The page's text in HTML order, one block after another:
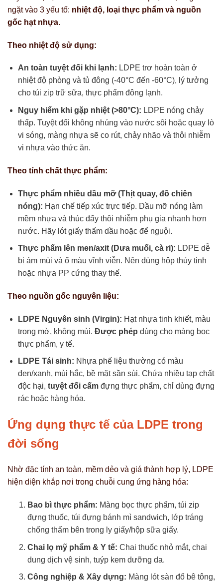
ngặt vào 3 yếu tố: nhiệt độ, loại thực phẩm và nguồn
gốc hạt nhựa.
Theo nhiệt độ sử dụng:
An toàn tuyệt đối khi lạnh: LDPE trơ hoàn toàn ở
nhiệt độ phòng và tủ đông (-40°C đến -60°C), lý tưởng
cho túi zip trữ sữa, thực phẩm đông lạnh.
Nguy hiểm khi gặp nhiệt (>80°C): LDPE nóng chảy
thấp. Tuyệt đối không nhúng vào nước sôi hoặc quay lò
vi sóng, màng nhựa sẽ co rút, chảy nhão và thôi nhiễm
vi nhựa vào thức ăn.
Theo tính chất thực phẩm:
Thực phẩm nhiều dầu mỡ (Thịt quay, đồ chiên
nóng): Hạn chế tiếp xúc trực tiếp. Dầu mỡ nóng làm
mềm nhựa và thúc đẩy thôi nhiễm phụ gia nhanh hơn
nước. Hãy lót giấy thấm dầu hoặc để nguội.
Thực phẩm lên men/axit (Dưa muối, cà ri): LDPE dễ
bị ám mùi và ố màu vĩnh viễn. Nên dùng hộp thủy tinh
hoặc nhựa PP cứng thay thế.
Theo nguồn gốc nguyên liệu:
LDPE Nguyên sinh (Virgin): Hạt nhựa tinh khiết, màu
trong mờ, không mùi. Được phép dùng cho màng bọc
thực phẩm, y tế.
LDPE Tái sinh: Nhựa phế liệu thường có màu
đen/xanh, mùi hắc, bề mặt sần sùi. Chứa nhiều tạp chất
độc hại, tuyệt đối cấmđựng thực phẩm, chỉ dùng đựng
rác hoặc hàng hóa.
Ứng dụng thực tế của LDPE trong
đời sống
Nhờ đặc tính an toàn, mềm dẻo và giá thành hợp lý, LDPE
hiện diện khắp nơi trong chuỗi cung ứng hàng hóa:
Bao bì thực phẩm: Màng bọc thực phẩm, túi zip
đựng thuốc, túi đựng bánh mì sandwich, lớp tráng
chống thấm bên trong ly giấy/hộp sữa giấy.
Chai lọ mỹ phẩm & Y tế: Chai thuốc nhỏ mắt, chai
dung dịch vệ sinh, tuýp kem dưỡng da.
Công nghiệp & Xây dựng: Màng lót sàn đổ bê tông,